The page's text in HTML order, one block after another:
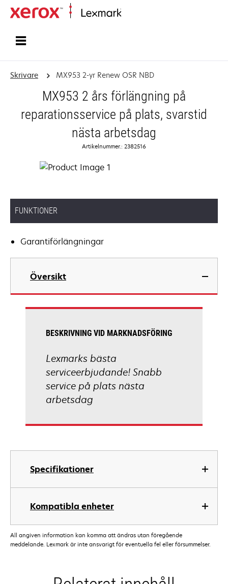
Skrivare MX953 2-yr Renew OSR NBD
MX953 2 års förlängning på
reparationsservice på plats, svarstid
nästa arbetsdag
Artikelnummer.: 2382516
FUNKTIONER
Garantiförlängningar
Översikt
Specifikationer
Kompatibla enheter
BESKRIVNING VID MARKNADSFÖRING
Lexmarks bästa
serviceerbjudande! Snabb
service på plats nästa
arbetsdag
All angiven information kan komma att ändras utan föregående
meddelande. Lexmark är inte ansvarigt för eventuella fel eller försummelser.